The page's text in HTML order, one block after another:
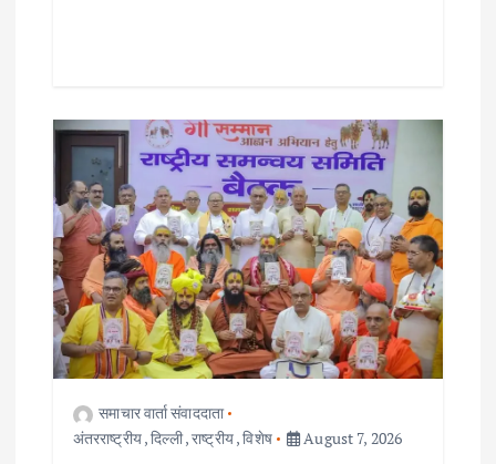
समाचार वार्ता संवाददाता
अंतरराष्ट्रीय,दिल्ली,राष्ट्रीय,विशेष August 7, 2026